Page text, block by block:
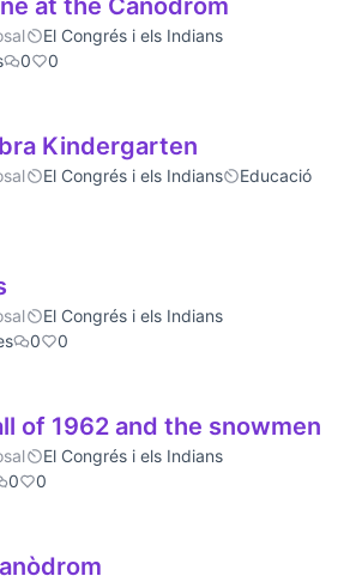
El Congrés i els Indians
0 0
Kindergarten
El Congrés i els Indians
Educació
El Congrés i els Indians
0 0
of 1962 and the snowmen
El Congrés i els Indians
0 0